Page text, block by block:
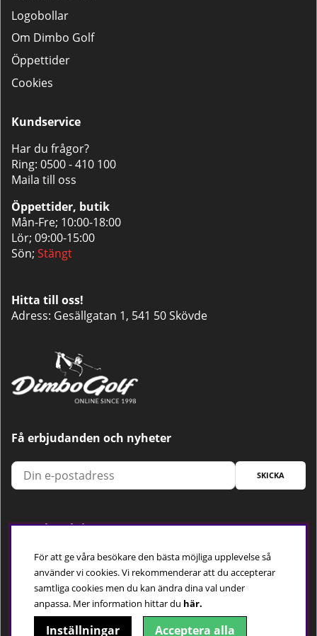
Logobollar
Om Dimbo Golf
Öppettider
Cookies
Kundservice
Har du frågor?
Ring: 0500 - 410 100
Maila till oss
Öppettider, butik
Mån-Fre; 10:00-18:00
Lör; 09:00-15:00
Sön; Stängt
Hitta till oss!
Adress: Gesällgatan 1, 541 50 Skövde
Få erbjudanden och nyheter
SKICKA
Trygg betalning
Följ oss
För att ge våra besökare den bästa möjliga upplevelse så
använder vi cookies. Vi rekommenderar att du accepterar
samtliga cookies men du kan ändra dina val under
anpassa. Mer information hittar du här.
Inställningar Acceptera alla